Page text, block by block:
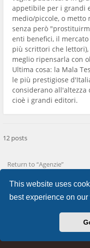
This website uses
best experience on our
appetibile per i grandi
medio/piccole, o metto
senza però
enti benefici, il
più scrittori che
meglio ripensarla con
Ultima cosa: la Mala
le più prestigiose
considerano all'altezza
cioè i grandi editori.
12 posts
Return to “Agenzie”
Home